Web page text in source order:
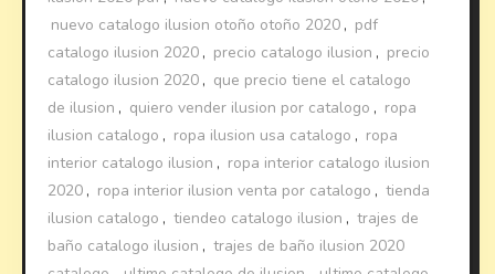
nuevo catalogo ilusion otoño otoño 2020 , pdf
catalogo ilusion 2020 , precio catalogo ilusion , precio
catalogo ilusion 2020 , que precio tiene el catalogo
de ilusion , quiero vender ilusion por catalogo , ropa
ilusion catalogo , ropa ilusion usa catalogo , ropa
interior catalogo ilusion , ropa interior catalogo ilusion
2020 , ropa interior ilusion venta por catalogo , tienda
ilusion catalogo , tiendeo catalogo ilusion , trajes de
baño catalogo ilusion , trajes de baño ilusion 2020